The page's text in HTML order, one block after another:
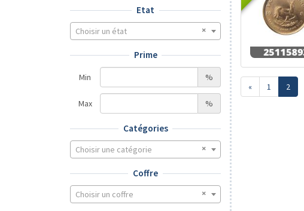
Etat
Choisir un état
Prime
Min %
Max %
Catégories
Choisir une catégorie
Coffre
Choisir un coffre
« 1 2